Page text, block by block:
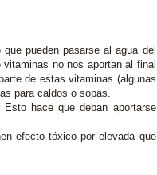
pueden pasarse al agua del
no nos aportan al final
de estas vitaminas (algunas
para caldos o sopas.
hace que deban aportarse
efecto tóxico por elevada que